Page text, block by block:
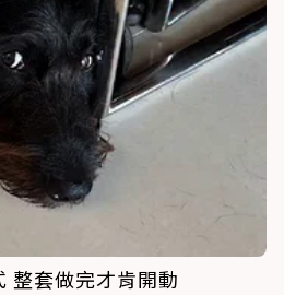
整套做完才肯開動